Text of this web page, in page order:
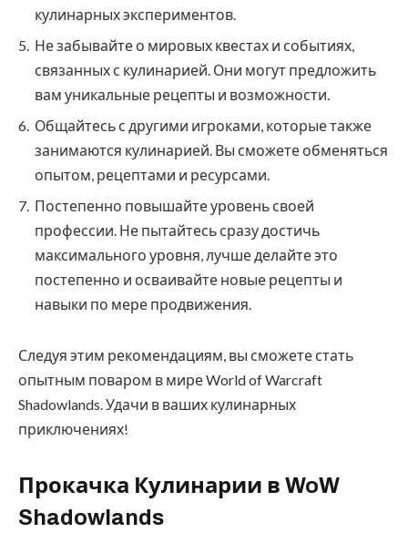
кулинарных экспериментов.
Не забывайте о мировых квестах и событиях,
связанных с кулинарией. Они могут предложить
вам уникальные рецепты и возможности.
Общайтесь с другими игроками, которые также
занимаются кулинарией. Вы сможете обменяться
опытом, рецептами и ресурсами.
Постепенно повышайте уровень своей
профессии. Не пытайтесь сразу достичь
максимального уровня, лучше делайте это
постепенно и осваивайте новые рецепты и
навыки по мере продвижения.
Следуя этим рекомендациям, вы сможете стать
опытным поваром в мире World of Warcraft
Shadowlands. Удачи в ваших кулинарных
приключениях!
Прокачка Кулинарии в WoW
Shadowlands